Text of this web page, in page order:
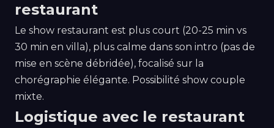
restaurant
Le show restaurant est plus court (20-25 min vs
30 min en villa), plus calme dans son intro (pas de
mise en scène débridée), focalisé sur la
chorégraphie élégante. Possibilité show couple
mixte.
Logistique avec le restaurant